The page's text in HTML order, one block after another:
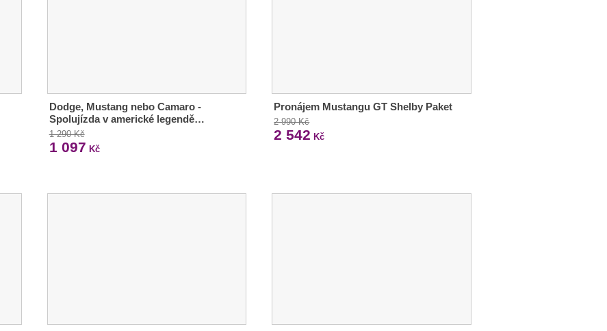
Dodge, Mustang nebo Camaro -
Spolujízda v americké legendě…
1 290 Kč
1 097 Kč
Pronájem Mustangu GT Shelby Paket
2 990 Kč
2 542 Kč